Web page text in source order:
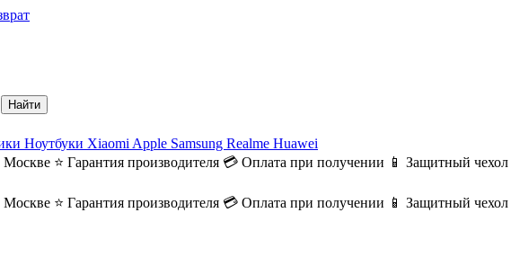
Найти
Ноутбуки Xiaomi Apple Samsung Realme Huawei
Москве ⭐ Гарантия производителя 💳 Оплата при получении 📱 Защитный чехол
Москве ⭐ Гарантия производителя 💳 Оплата при получении 📱 Защитный чехол